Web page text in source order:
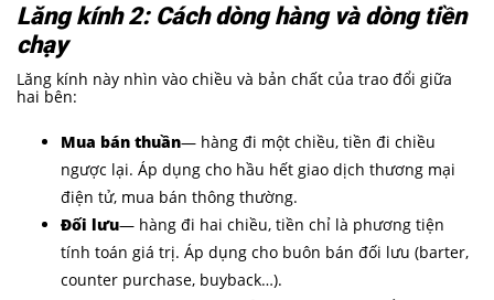
Lăng kính 2: Cách dòng hàng và dòng tiền
chạy
Lăng kính này nhìn vào chiều và bản chất của trao đổi giữa
hai bên:
Mua bán thuần— hàng đi một chiều, tiền đi chiều
ngược lại. Áp dụng cho hầu hết giao dịch thương mại
điện tử, mua bán thông thường.
Đối lưu— hàng đi hai chiều, tiền chỉ là phương tiện
tính toán giá trị. Áp dụng cho buôn bán đối lưu (barter,
counter purchase, buyback…).